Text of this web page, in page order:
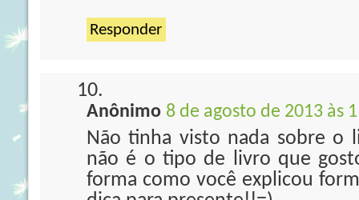
Responder
Anônimo 8 de agosto de 2013 às
Não tinha visto nada sobre o
não é o tipo de livro que
forma como você explicou